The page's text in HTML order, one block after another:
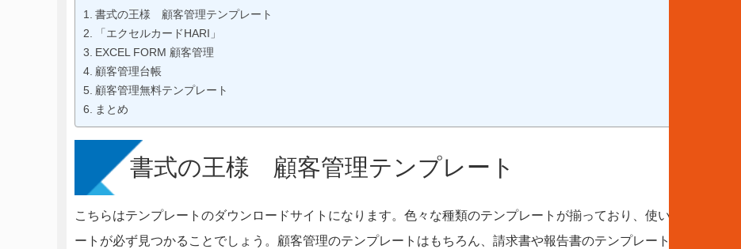
書式の王様 顧客管理テンプレート
「エクセルカードHARI」
EXCEL FORM 顧客管理
顧客管理台帳
顧客管理無料テンプレート
まとめ
書式の王様 顧客管理テンプレート
こちらはテンプレートのダウンロードサイトになります。色々な種類のテンプレートが揃っており、使いたいテンプレ
ートが必ず見つかることでしょう。顧客管理のテンプレートはもちろん、請求書や報告書のテンプレートも多数あり、